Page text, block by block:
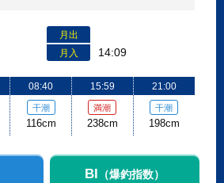
月出
月入
14:09
08:40
干潮
116cm
15:59
満潮
238cm
21:00
干潮
198cm
BI （爆釣指数）